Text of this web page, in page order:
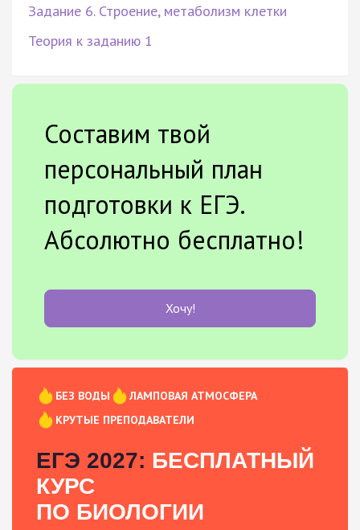
Задание 6. Строение, метаболизм клетки
Теория к заданию 1
Составим твой
персональный план
подготовки к ЕГЭ.
Абсолютно бесплатно!
Хочу!
БЕЗ ВОДЫ
ЛАМПОВАЯ АТМОСФЕРА
КРУТЫЕ ПРЕПОДАВАТЕЛИ
ЕГЭ 2027: БЕСПЛАТНЫЙ
КУРС
ПО БИОЛОГИИ